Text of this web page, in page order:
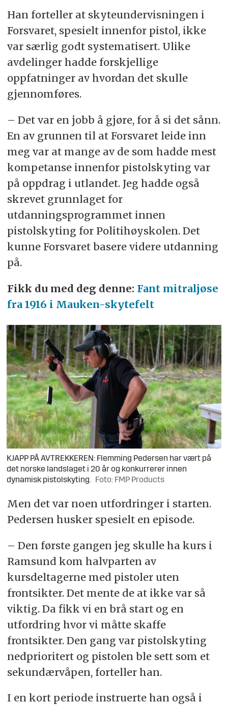
Han forteller at skyteundervisningen i
Forsvaret, spesielt innenfor pistol, ikke
var særlig godt systematisert. Ulike
avdelinger hadde forskjellige
oppfatninger av hvordan det skulle
gjennomføres.
– Det var en jobb å gjøre, for å si det sånn.
En av grunnen til at Forsvaret leide inn
meg var at mange av de som hadde mest
kompetanse innenfor pistolskyting var
på oppdrag i utlandet. Jeg hadde også
skrevet grunnlaget for
utdanningsprogrammet innen
pistolskyting for Politihøyskolen. Det
kunne Forsvaret basere videre utdanning
på.
Fikk du med deg denne: Fant mitraljøse
fra 1916 i Mauken-skytefelt
KJAPP PÅ AVTREKKEREN: Flemming Pedersen har vært på
det norske landslaget i 20 år og konkurrerer innen
dynamisk pistolskyting.
Foto: FMP Products
Men det var noen utfordringer i starten.
Pedersen husker spesielt en episode.
– Den første gangen jeg skulle ha kurs i
Ramsund kom halvparten av
kursdeltagerne med pistoler uten
frontsikter. Det mente de at ikke var så
viktig. Da fikk vi en brå start og en
utfordring hvor vi måtte skaffe
frontsikter. Den gang var pistolskyting
nedprioritert og pistolen ble sett som et
sekundærvåpen, forteller han.
I en kort periode instruerte han også i